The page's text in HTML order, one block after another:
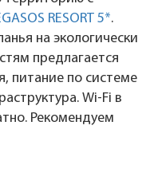
RESORT 5*.
на экологически
предлагается
питание по системе
Wi-Fi в
Рекомендуем